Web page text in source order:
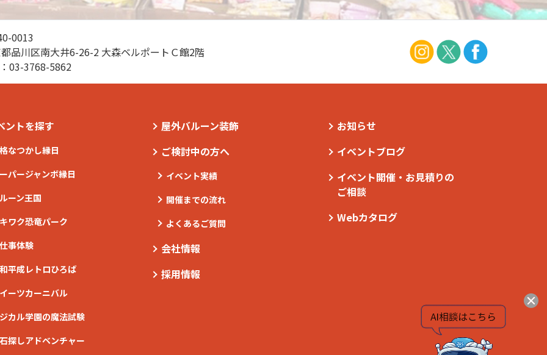
0013
品川区南大井6-26-2 大森ベルポートＣ館2階
03-3768-5862
ントを探す
なつかし縁日
パージャンボ縁日
ーン王国
ワク恐竜パーク
事体験
平成レトロひろば
ーツカーニバル
カル学園の魔法試験
探しアドベンチャー
屋外バルーン装飾
ご検討中の方へ
イベント実績
開催までの流れ
よくあるご質問
会社情報
採用情報
お知らせ
イベントブログ
イベント開催・お見積りの
ご相談
Webカタログ